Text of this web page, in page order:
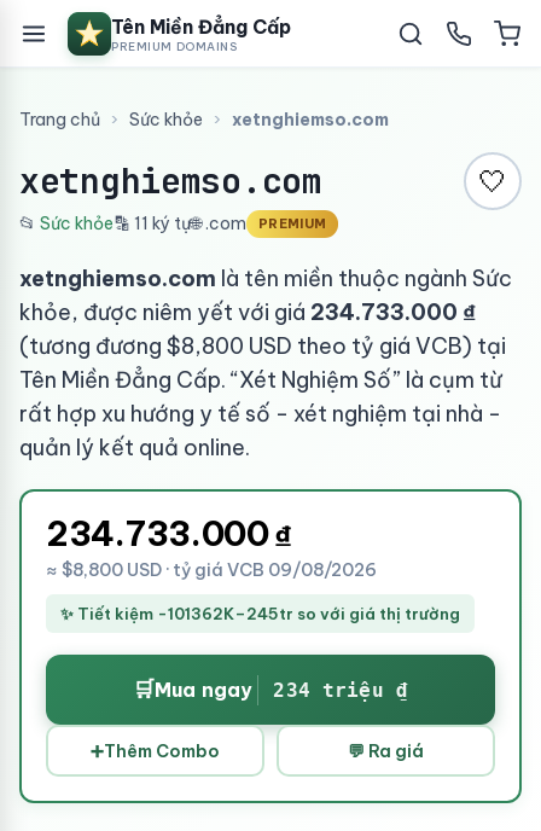
Tên Miền Đẳng Cấp
PREMIUM DOMAINS
Trang chủ › Sức khỏe › xetnghiemso.com
xetnghiemso.com 🤍
📂 Sức khỏe🔡 11 ký tự🌐 .com PREMIUM
xetnghiemso.com là tên miền thuộc ngành Sức
khỏe, được niêm yết với giá 234.733.000 ₫
(tương đương $8,800 USD theo tỷ giá VCB) tại
Tên Miền Đẳng Cấp. “Xét Nghiệm Số” là cụm từ
rất hợp xu hướng y tế số - xét nghiệm tại nhà -
quản lý kết quả online.
234.733.000₫
≈ $8,800 USD · tỷ giá VCB 09/08/2026
✨ Tiết kiệm -101362K–245tr so với giá thị trường
🛒Mua ngay 234 triệu ₫
➕Thêm Combo 💬 Ra giá